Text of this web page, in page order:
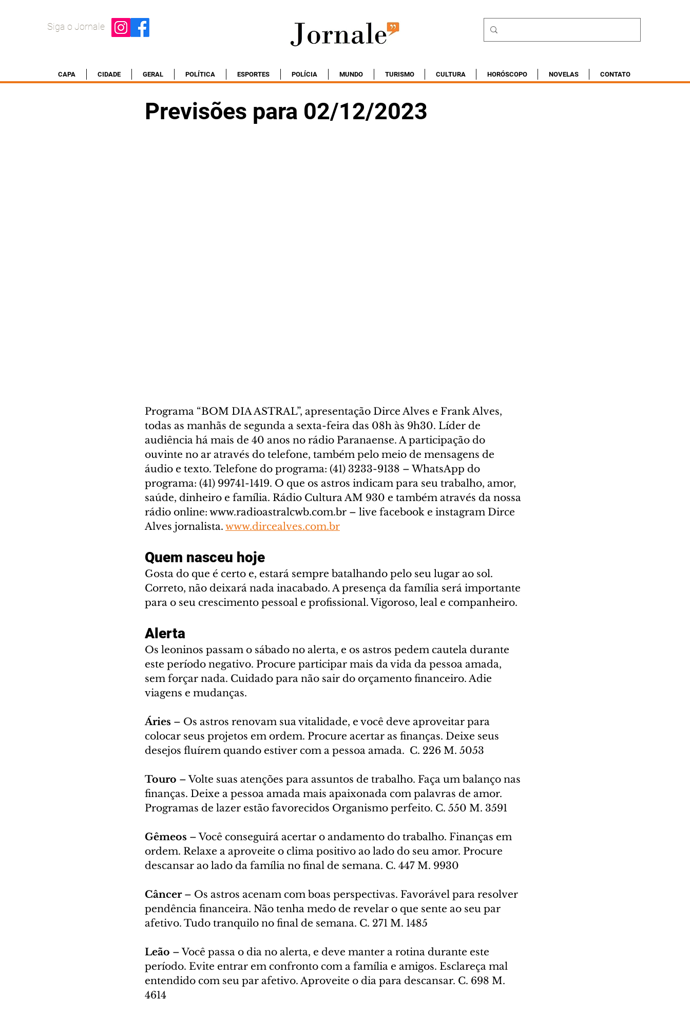
Siga o Jornale
CAPA CIDADE GERAL POLÍTICA ESPORTES POLÍCIA MUNDO TURISMO CULTURA HORÓSCOPO NOVELAS CONTATO
Previsões para 02/12/2023
Programa “BOM DIA ASTRAL”, apresentação Dirce Alves e Frank Alves,
todas as manhãs de segunda a sexta-feira das 08h às 9h30. Líder de
audiência há mais de 40 anos no rádio Paranaense. A participação do
ouvinte no ar através do telefone, também pelo meio de mensagens de
áudio e texto. Telefone do programa: (41) 3233-9138 – WhatsApp do
programa: (41) 99741-1419. O que os astros indicam para seu trabalho, amor,
saúde, dinheiro e família. Rádio Cultura AM 930 e também através da nossa
rádio online: www.radioastralcwb.com.br – live facebook e instagram Dirce
Alves jornalista. www.dircealves.com.br
Quem nasceu hoje
Gosta do que é certo e, estará sempre batalhando pelo seu lugar ao sol.
Correto, não deixará nada inacabado. A presença da família será importante
para o seu crescimento pessoal e profissional. Vigoroso, leal e companheiro.
Alerta
Os leoninos passam o sábado no alerta, e os astros pedem cautela durante
este período negativo. Procure participar mais da vida da pessoa amada,
sem forçar nada. Cuidado para não sair do orçamento financeiro. Adie
viagens e mudanças.
Áries – Os astros renovam sua vitalidade, e você deve aproveitar para
colocar seus projetos em ordem. Procure acertar as finanças. Deixe seus
desejos fluírem quando estiver com a pessoa amada.  C. 226 M. 5053
Touro – Volte suas atenções para assuntos de trabalho. Faça um balanço nas
finanças. Deixe a pessoa amada mais apaixonada com palavras de amor.
Programas de lazer estão favorecidos Organismo perfeito. C. 550 M. 3591
Gêmeos – Você conseguirá acertar o andamento do trabalho. Finanças em
ordem. Relaxe a aproveite o clima positivo ao lado do seu amor. Procure
descansar ao lado da família no final de semana. C. 447 M. 9930
Câncer – Os astros acenam com boas perspectivas. Favorável para resolver
pendência financeira. Não tenha medo de revelar o que sente ao seu par
afetivo. Tudo tranquilo no final de semana. C. 271 M. 1485
Leão – Você passa o dia no alerta, e deve manter a rotina durante este
período. Evite entrar em confronto com a família e amigos. Esclareça mal
entendido com seu par afetivo. Aproveite o dia para descansar. C. 698 M.
4614